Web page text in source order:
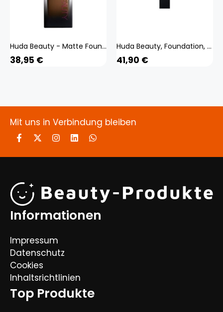
Huda Beauty - Matte Foundation - #fauxfilter - fauxfilter Luminous Matte 540g Choctruff
38,95 €
Huda Beauty, Foundation, Fauxfilter Foundation Stick 530r Kaffeebohne - 125 Gramm
41,90 €
Mit uns in Verbindung bleiben
Informationen
Impressum
Datenschutz
Cookies
Inhaltsrichtlinien
Top Produkte